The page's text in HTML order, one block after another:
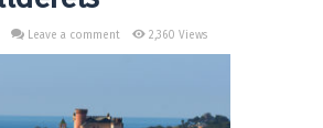
Leave a comment 2,360 Views